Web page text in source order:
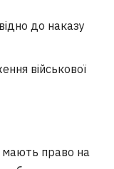
до наказу
військової
мають право на